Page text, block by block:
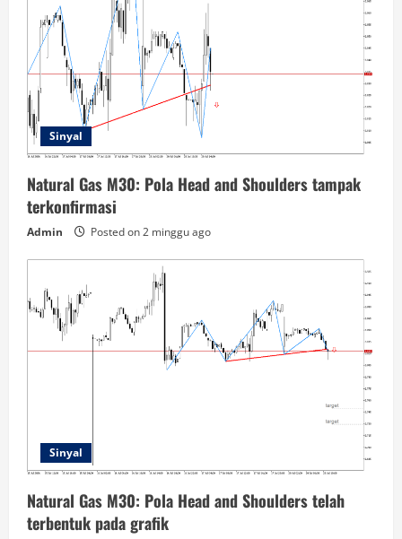
Sinyal
Natural Gas M30: Pola Head and Shoulders tampak
terkonfirmasi
Admin Posted on 2 minggu ago
Sinyal
Natural Gas M30: Pola Head and Shoulders telah
terbentuk pada grafik